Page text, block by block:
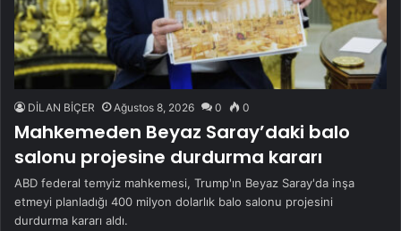
DİLAN BİÇER Ağustos 8, 2026 0 0
Mahkemeden Beyaz Saray’daki balo
salonu projesine durdurma kararı
ABD federal temyiz mahkemesi, Trump'ın Beyaz Saray'da inşa
etmeyi planladığı 400 milyon dolarlık balo salonu projesini
durdurma kararı aldı.